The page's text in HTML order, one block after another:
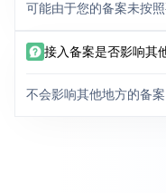
可能由于您的备案未按
接入备案是否影响其
不会影响其他地方的备案